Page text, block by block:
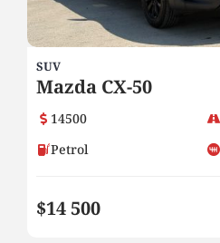
SUV
Mazda CX-50
14500
Petrol
$14 500